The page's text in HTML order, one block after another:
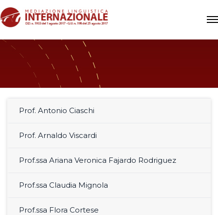
Prof. Antonio Ciaschi
Prof. Arnaldo Viscardi
Prof.ssa Ariana Veronica Fajardo Rodriguez
Prof.ssa Claudia Mignola
Prof.ssa Flora Cortese